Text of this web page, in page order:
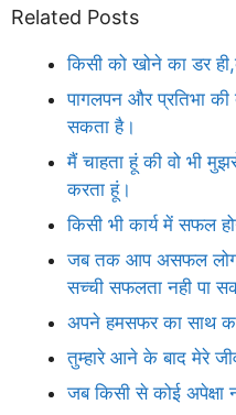
Related Posts
किसी को खोने का डर
पागलपन और प्रतिभा
सकता है।
मैं चाहता हूं की वो भी
करता हूं।
किसी भी कार्य में सफल
जब तक आप असफल
सच्ची सफलता नही पा
अपने हमसफर का साथ
तुम्हारे आने के बाद मेरे
जब किसी से कोई अपेक्षा